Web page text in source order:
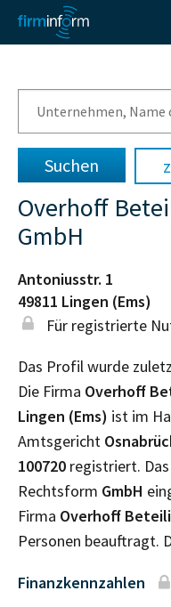
Overhoff
GmbH
Antoniusstr. 1
49811 Lingen (Ems)
Für registrierte
Das Profil wurde
Die Firma Overhoff
Lingen (Ems) ist im
Amtsgericht
100720 registriert.
Rechtsform GmbH
Firma Overhoff
Personen beauftragt.
Finanzkennzahlen